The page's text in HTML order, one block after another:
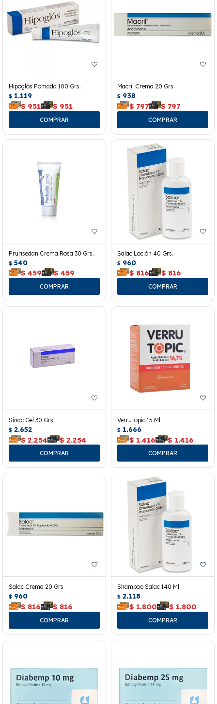
Hipoglós Pomada 100 Grs.
$ 1.119
$ 951 $ 951
Macril Crema 20 Grs.
$ 938
$ 797 $ 797
Prurisedan Crema Rosa 30 Grs.
$ 540
$ 459 $ 459
Salac Loción 40 Grs.
$ 960
$ 816 $ 816
Sinac Gel 30 Grs.
$ 2.652
$ 2.254 $ 2.254
Verrutopic 15 Ml.
$ 1.666
$ 1.416 $ 1.416
Salac Crema 20 Grs
$ 960
$ 816 $ 816
Shampoo Salac 140 Ml.
$ 2.118
$ 1.800 $ 1.800